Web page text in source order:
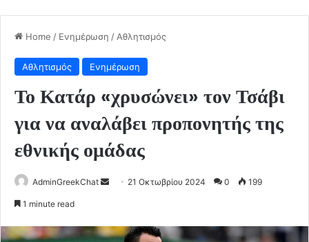
Home / Ενημέρωση / Αθλητισμός
Αθλητισμός Ενημέρωση
Το Κατάρ «χρυσώνει» τον Τσάβι
για να αναλάβει προπονητής της
εθνικής ομάδας
AdminGreekChat
Send 21 Οκτωβρίου 2024 0 199
1 minute read